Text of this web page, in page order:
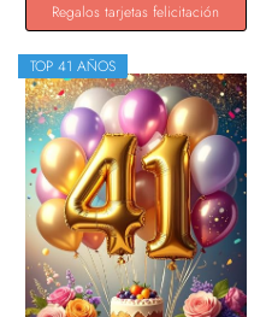
Regalos tarjetas felicitación
TOP 41 AÑOS